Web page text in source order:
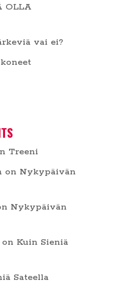
OLLA
vai ei?
Treeni
on Nykypäivän
Nykypäivän
on Kuin Sieniä
Sateella